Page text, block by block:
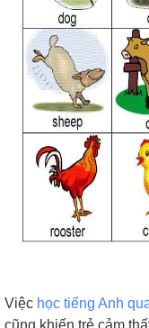
Việc học tiếng Anh
cũng khiến trẻ cảm